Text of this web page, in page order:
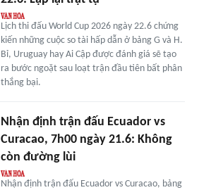
Lịch thi đấu World Cup 2026 ngày 22.6 chứng
kiến những cuộc so tài hấp dẫn ở bảng G và H.
Bỉ, Uruguay hay Ai Cập được đánh giá sẽ tạo
ra bước ngoặt sau loạt trận đầu tiên bất phân
thắng bại.
Nhận định trận đấu Ecuador vs
Curacao, 7h00 ngày 21.6: Không
còn đường lùi
Nhận định trận đấu Ecuador vs Curacao, bảng